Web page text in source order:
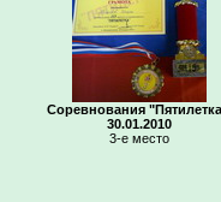
Соревнования
30.01.2010
3-е место